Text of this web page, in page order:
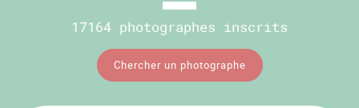
17164 photographes inscrits
Chercher un photographe